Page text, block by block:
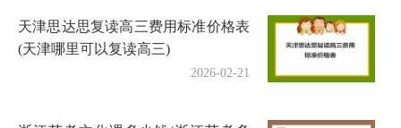
天津思达思复读高三费用标准价格表
(天津哪里可以复读高三)
2026-02-21